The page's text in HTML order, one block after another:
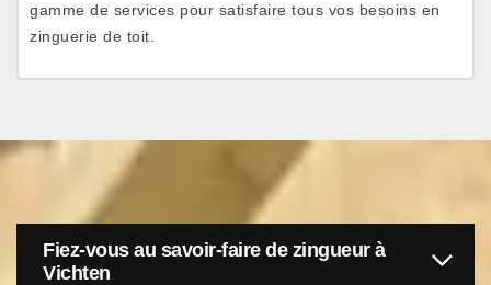
gamme de services pour satisfaire tous vos besoins en
zinguerie de toit.
Fiez-vous au savoir-faire de zingueur à
Vichten